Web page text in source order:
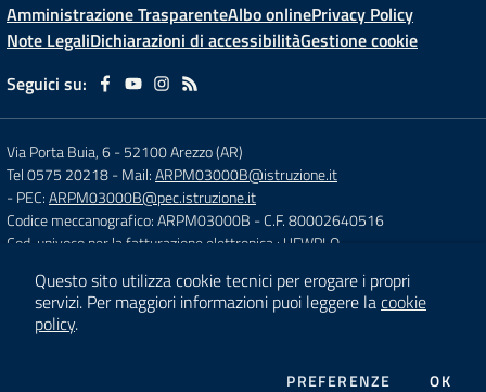
Amministrazione TrasparenteAlbo onlinePrivacy Policy
Note LegaliDichiarazioni di accessibilitàGestione cookie
Seguici su:
Via Porta Buia, 6-52100 Arezzo (AR)
Tel 0575 20218- Mail:ARPM03000B@istruzione.it
- PEC:ARPM03000B@pec.istruzione.it
Codice meccanografico: ARPM03000B - C.F. 80002640516
Cod. univoco per la fatturazione elettronica : UFWPLQ
Concept & Design by
Designers Italia
Questo sito utilizza cookie tecnici per erogare i propri
servizi. Per maggiori informazioni puoi leggere lacookie
policy.
PREFERENZE DEI COOKIE
OK